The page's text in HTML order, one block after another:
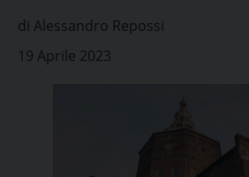
di Alessandro Repossi
19 Aprile 2023